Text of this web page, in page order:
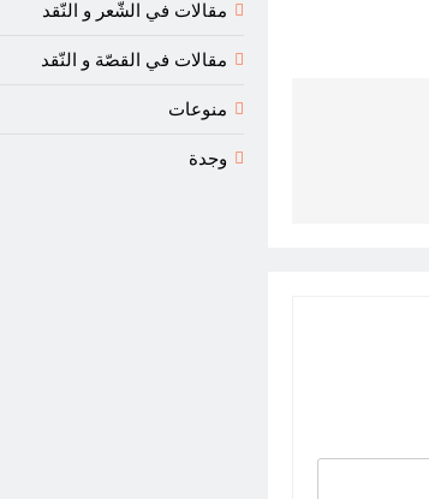
مقالات في الشّعر و النّقد
مقالات في القصّة و النّقد
منوعات
وجدة